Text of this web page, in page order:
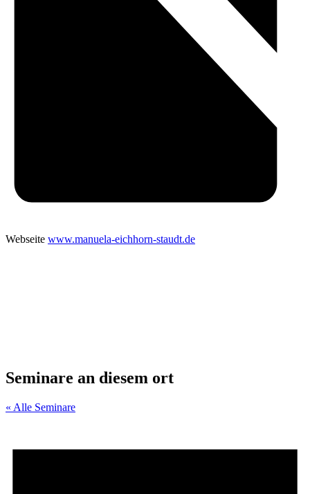
Webseite www.manuela-eichhorn-staudt.de
Seminare an diesem ort
« Alle Seminare